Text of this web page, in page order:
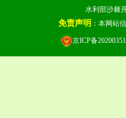
水利部沙棘
免责声明 ：本网站
京ICP备